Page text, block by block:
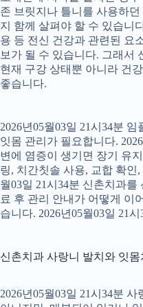
존 브릿지나 틀니를 사용하
지 함께 살펴야 할 수 있습니
용 등 전신 건강과 관련된 요
보가 될 수 있습니다. 그래서
현재 구강 상태뿐 아니라 건
좋습니다.
2026년05월03일 21시34분
잇몸 관리가 필요합니다.
변에 염증이 생기면 장기 유
링, 치간칫솔 사용, 교합 확인
월03일 21시34분 신촌치과를
료 후 관리 안내가 어떻게 이
습니다. 2026년05월03일 21시
신촌치과 사랑니 발치와 잇몸
2026년05월03일 21시34분